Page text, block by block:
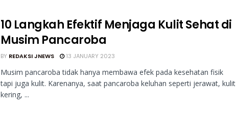
10 Langkah Efektif Menjaga Kulit Sehat di
Musim Pancaroba
BY REDAKSI JNEWS 13 JANUARY 2023
Musim pancaroba tidak hanya membawa efek pada kesehatan fisik
tapi juga kulit. Karenanya, saat pancaroba keluhan seperti jerawat, kulit
kering, ...